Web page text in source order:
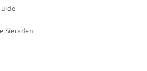
Sieraden